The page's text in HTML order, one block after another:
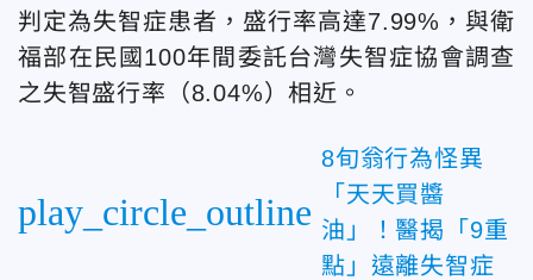
判定為失智症患者，盛行率高達7.99%，與衛
福部在民國100年間委託台灣失智症協會調查
之失智盛行率（8.04%）相近。
play_circle_outline
8旬翁行為怪異
「天天買醬
油」！醫揭「9重
點」遠離失智症